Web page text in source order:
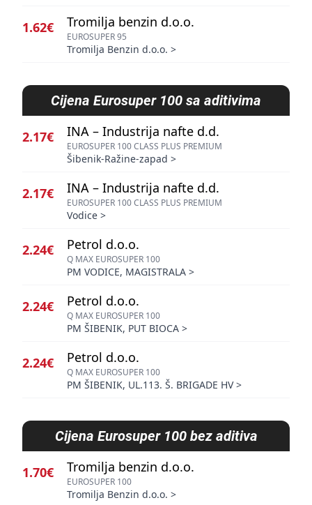
1.62€ Tromilja benzin d.o.o.
EUROSUPER 95
Tromilja Benzin d.o.o. >
Cijena Eurosuper 100 sa aditivima
2.17€ INA – Industrija nafte d.d.
EUROSUPER 100 CLASS PLUS PREMIUM
Šibenik-Ražine-zapad >
2.17€ INA – Industrija nafte d.d.
EUROSUPER 100 CLASS PLUS PREMIUM
Vodice >
2.24€ Petrol d.o.o.
Q MAX EUROSUPER 100
PM VODICE, MAGISTRALA >
2.24€ Petrol d.o.o.
Q MAX EUROSUPER 100
PM ŠIBENIK, PUT BIOCA >
2.24€ Petrol d.o.o.
Q MAX EUROSUPER 100
PM ŠIBENIK, UL.113. Š. BRIGADE HV>
Cijena Eurosuper 100 bez aditiva
1.70€ Tromilja benzin d.o.o.
EUROSUPER 100
Tromilja Benzin d.o.o. >